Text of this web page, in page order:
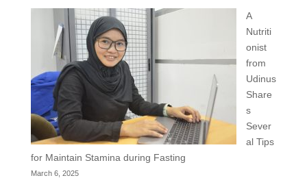
A
Nutriti
onist
from
Udinus
Share
s
Sever
al Tips
for Maintain Stamina during Fasting
March 6, 2025